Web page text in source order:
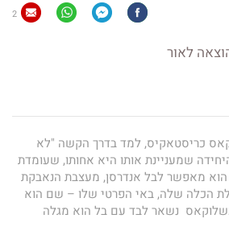
2
לאור
כריסטאקיס, למד בדרך הקשה "לא
שמעניינת אותו היא אחותו, שעומדת
הוא מאפשר לבל אנדרסן, מעצבת הנאבקת
הכלה שלה, באי הפרטי שלו – שם הוא
נשאר לבד עם בל הוא מגלה